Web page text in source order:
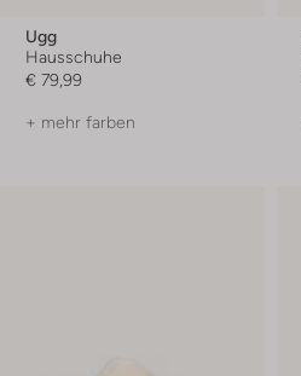
Ugg
Hausschuhe
€ 79,99
+ mehr farben